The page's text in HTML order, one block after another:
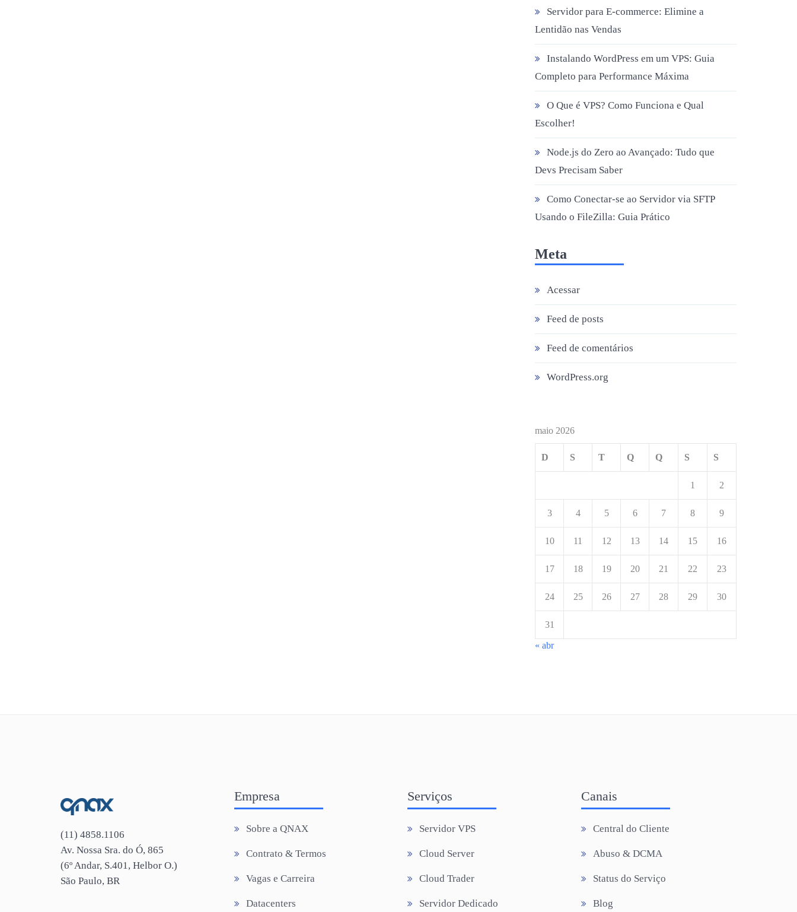
Servidor para E-commerce: Elimine a
Lentidão nas Vendas
Instalando WordPress em um VPS: Guia
Completo para Performance Máxima
O Que é VPS? Como Funciona e Qual
Escolher!
Node.js do Zero ao Avançado: Tudo que
Devs Precisam Saber
Como Conectar-se ao Servidor via SFTP
Usando o FileZilla: Guia Prático
Meta
Acessar
Feed de posts
Feed de comentários
WordPress.org
maio 2026
D S T Q Q S S
1 2
3 4 5 6 7 8 9
10 11 12 13 14 15 16
17 18 19 20 21 22 23
24 25 26 27 28 29 30
31
« abr
(11) 4858.1106
Av. Nossa Sra. do Ó, 865
(6º Andar, S.401, Helbor O.)
São Paulo, BR
Empresa
Sobre a QNAX
Contrato & Termos
Vagas e Carreira
Datacenters
Serviços
Servidor VPS
Cloud Server
Cloud Trader
Servidor Dedicado
Canais
Central do Cliente
Abuso & DCMA
Status do Serviço
Blog